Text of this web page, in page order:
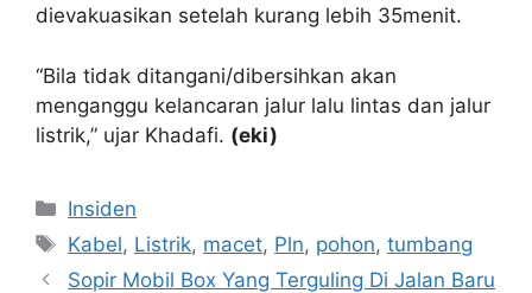
dievakuasikan setelah kurang lebih 35menit.
“Bila tidak ditangani/dibersihkan akan
menganggu kelancaran jalur lalu lintas dan jalur
listrik,” ujar Khadafi. (eki)
Kategori
Insiden
Tag
Kabel, Listrik, macet, Pln, pohon,tumbang
Sopir Mobil Box Yang Terguling Di Jalan Baru